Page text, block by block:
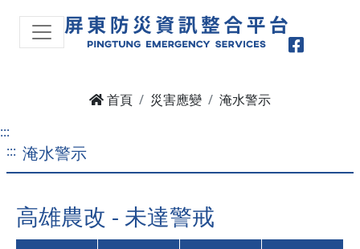
首頁 災害應變
淹水警示
:::
::: 淹水警示
高雄農改 - 未達警戒